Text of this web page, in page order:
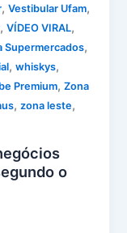
,Vestibular Ufam,
,VÍDEO VIRAL,
Supermercados,
,whiskys,
Premium,Zona
,zona leste,
o